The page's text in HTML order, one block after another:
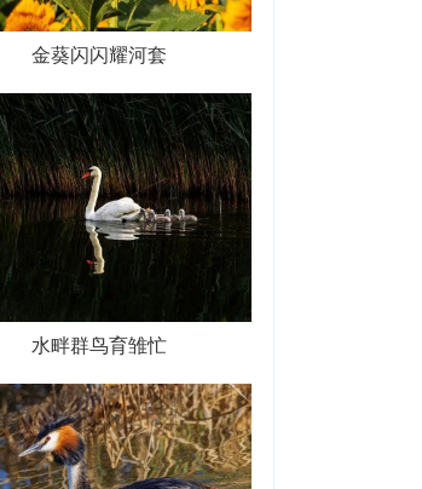
金葵闪闪耀河套
水畔群鸟育雏忙